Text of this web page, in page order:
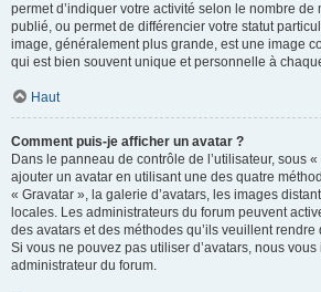
permet d’indiquer votre activité selon le nombre
publié, ou permet de différencier votre statut
image, généralement plus grande, est une image
qui est bien souvent unique et personnelle à
Haut
Comment puis-je afficher un avatar ?
Dans le panneau de contrôle de l’utilisateur, sous
ajouter un avatar en utilisant une des quatre
« Gravatar », la galerie d’avatars, les images
locales. Les administrateurs du forum peuvent
des avatars et des méthodes qu’ils veuillent
Si vous ne pouvez pas utiliser d’avatars, nous
administrateur du forum.